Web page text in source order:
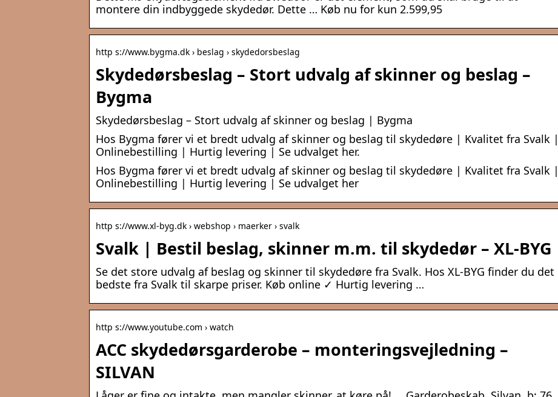
montere din indbyggede skydedør. Dette … Køb nu for kun 2.599,95
http s://www.bygma.dk › beslag › skydedorsbeslag
Skydedørsbeslag – Stort udvalg af skinner og beslag –
Bygma
Skydedørsbeslag – Stort udvalg af skinner og beslag | Bygma
Hos Bygma fører vi et bredt udvalg af skinner og beslag til skydedøre | Kvalitet fra Svalk |
Onlinebestilling | Hurtig levering | Se udvalget her.
Hos Bygma fører vi et bredt udvalg af skinner og beslag til skydedøre | Kvalitet fra Svalk |
Onlinebestilling | Hurtig levering | Se udvalget her
http s://www.xl-byg.dk › webshop › maerker › svalk
Svalk | Bestil beslag, skinner m.m. til skydedør – XL-BYG
Se det store udvalg af beslag og skinner til skydedøre fra Svalk. Hos XL-BYG finder du det
bedste fra Svalk til skarpe priser. Køb online ✓ Hurtig levering …
http s://www.youtube.com › watch
ACC skydedørsgarderobe – monteringsvejledning –
SILVAN